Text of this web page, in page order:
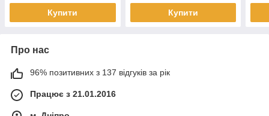
Купити Купити
Про нас
96% позитивних з 137 відгуків за рік
Працює з 21.01.2016